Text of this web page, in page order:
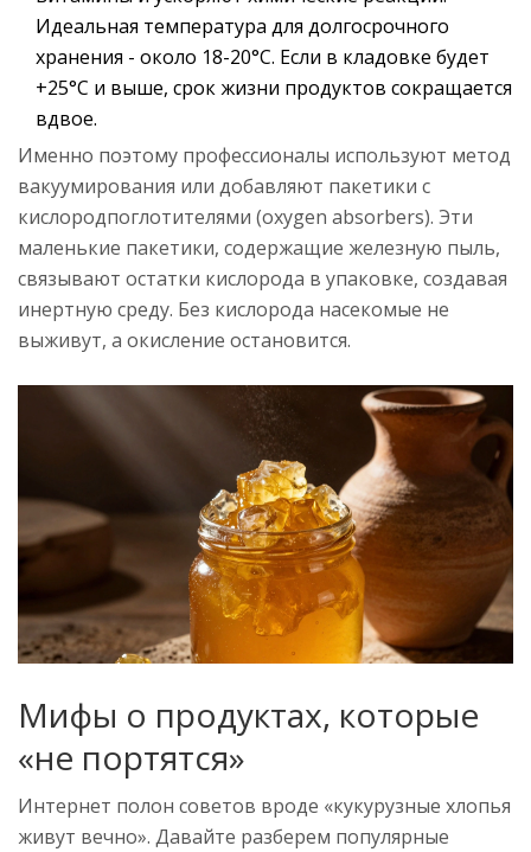
Идеальная температура для долгосрочного
хранения - около 18-20°C. Если в кладовке будет
+25°C и выше, срок жизни продуктов сокращается
вдвое.
Именно поэтому профессионалы используют метод
вакуумирования или добавляют пакетики с
кислородпоглотителями (oxygen absorbers). Эти
маленькие пакетики, содержащие железную пыль,
связывают остатки кислорода в упаковке, создавая
инертную среду. Без кислорода насекомые не
выживут, а окисление остановится.
Мифы о продуктах, которые
«не портятся»
Интернет полон советов вроде «кукурузные хлопья
живут вечно». Давайте разберем популярные